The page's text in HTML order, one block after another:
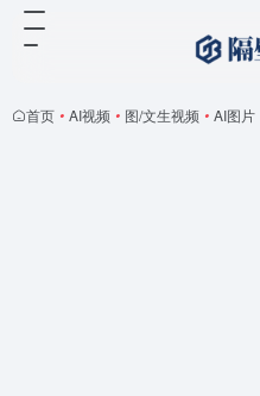
首页 • AI视频 • 图/文生视频 • AI图片